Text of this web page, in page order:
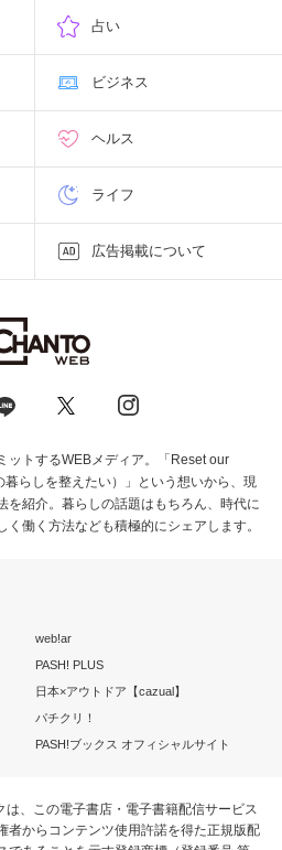
占い
ビジネス
ヘルス
ライフ
広告掲載について
ットするWEBメディア。「Reset our
らしを整えたい）」という想いから、現
を紹介。暮らしの話題はもちろん、時代に
働く方法なども積極的にシェアします。
web!ar
PASH! PLUS
日本×アウトドア【cazual】
パチクリ！
PASH!ブックス オフィシャルサイト
は、この電子書店・電子書籍配信サービス
者からコンテンツ使用許諾を得た正規版配